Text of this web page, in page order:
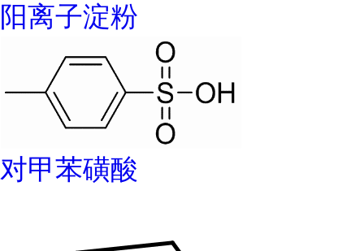
阳离子淀粉
对甲苯磺酸